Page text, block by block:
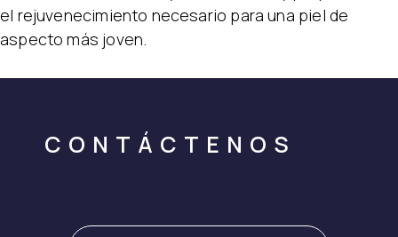
el rejuvenecimiento necesario para una piel de
aspecto más joven.
CONTÁCTENOS